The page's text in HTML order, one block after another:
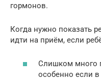
гормонов.
Когда нужно показать
идти на приём, если
Слишком много
особенно если